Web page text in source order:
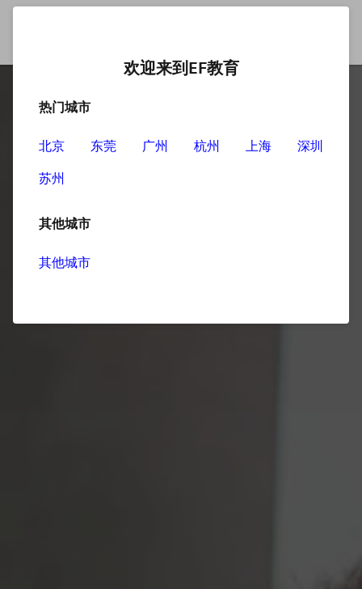
欢迎来到EF教育
热门城市
北京 东莞 广州 杭州 上海
深圳
苏州
其他城市
其他城市